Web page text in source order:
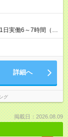
業にあたります
等） 【試用期間】試用期間なし
日実働6～7時間（週
程度/月 ※繁忙期は月
詳細へ
グ
掲載日：2026.08.09